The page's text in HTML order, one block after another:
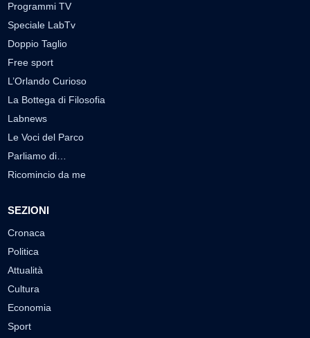
Programmi TV
Speciale LabTv
Doppio Taglio
Free sport
L’Orlando Curioso
La Bottega di Filosofia
Labnews
Le Voci del Parco
Parliamo di…
Ricomincio da me
SEZIONI
Cronaca
Politica
Attualità
Cultura
Economia
Sport